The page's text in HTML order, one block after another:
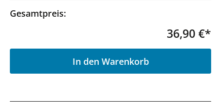
Gesamtpreis:
36,90 €*
In den Warenkorb